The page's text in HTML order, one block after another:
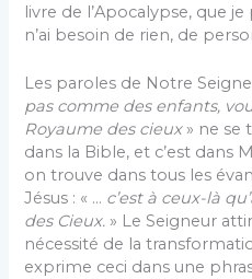
livre de l’Apocalypse, que je
n’ai besoin de rien, de
Les paroles de Notre
pas comme des enfants,
Royaume des cieux» ne se
dans la Bible, et c’est dans
on trouve dans tous les
Jésus : « … c’est à ceux-là
des Cieux. » Le Seigneur
nécessité de la
exprime ceci dans une